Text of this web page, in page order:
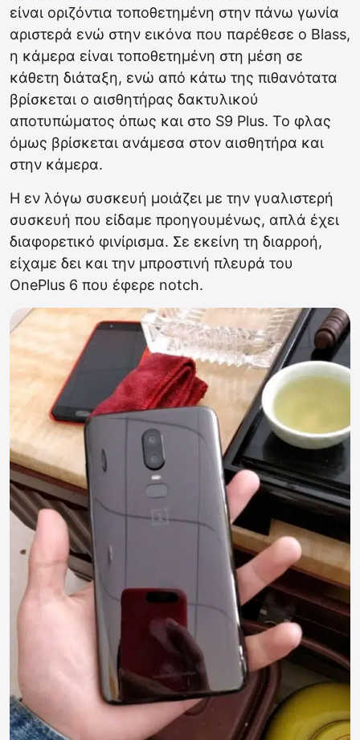
είναι οριζόντια τοποθετημένη στην πάνω γωνία
αριστερά ενώ στην εικόνα που παρέθεσε ο Blass,
η κάμερα είναι τοποθετημένη στη μέση σε
κάθετη διάταξη, ενώ από κάτω της πιθανότατα
βρίσκεται ο αισθητήρας δακτυλικού
αποτυπώματος όπως και στο S9 Plus. Το φλας
όμως βρίσκεται ανάμεσα στον αισθητήρα και
στην κάμερα.
Η εν λόγω συσκευή μοιάζει με την γυαλιστερή
συσκευή που είδαμε προηγουμένως, απλά έχει
διαφορετικό φινίρισμα. Σε εκείνη τη διαρροή,
είχαμε δει και την μπροστινή πλευρά του
OnePlus 6 που έφερε notch.